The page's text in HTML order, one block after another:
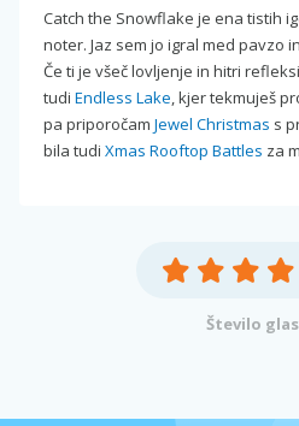
Catch the Snowflake je ena tistih
noter. Jaz sem jo igral med pavzo
Če ti je všeč lovljenje in hitri
tudi Endless Lake, kjer tekmuješ
pa priporočam Jewel Christmas s
bila tudi Xmas Rooftop Battles za
Število